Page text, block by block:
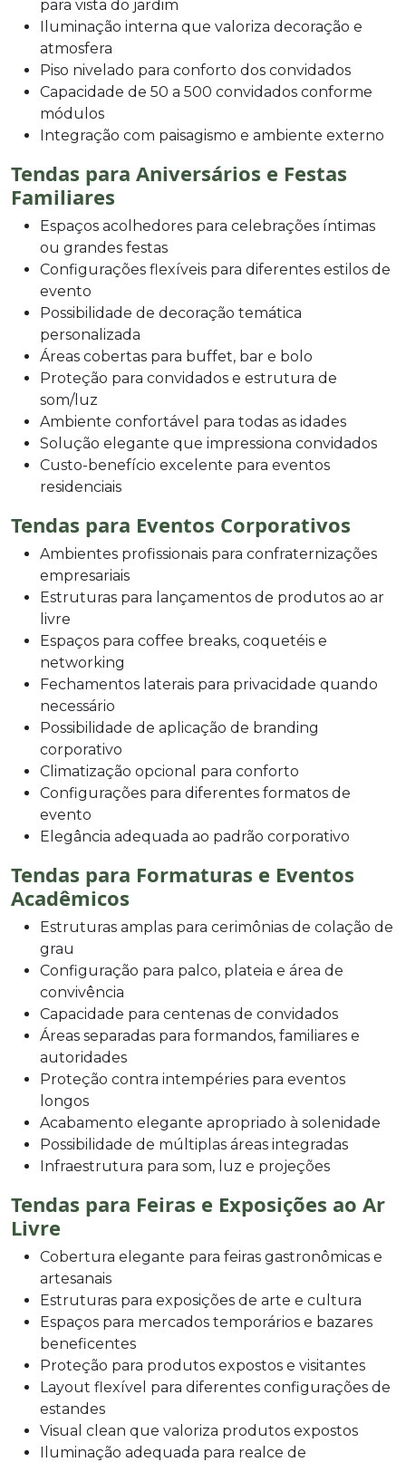
para vista do jardim
Iluminação interna que valoriza decoração e
atmosfera
Piso nivelado para conforto dos convidados
Capacidade de 50 a 500 convidados conforme
módulos
Integração com paisagismo e ambiente externo
Tendas para Aniversários e Festas
Familiares
Espaços acolhedores para celebrações íntimas
ou grandes festas
Configurações flexíveis para diferentes estilos de
evento
Possibilidade de decoração temática
personalizada
Áreas cobertas para buffet, bar e bolo
Proteção para convidados e estrutura de
som/luz
Ambiente confortável para todas as idades
Solução elegante que impressiona convidados
Custo-benefício excelente para eventos
residenciais
Tendas para Eventos Corporativos
Ambientes profissionais para confraternizações
empresariais
Estruturas para lançamentos de produtos ao ar
livre
Espaços para coffee breaks, coquetéis e
networking
Fechamentos laterais para privacidade quando
necessário
Possibilidade de aplicação de branding
corporativo
Climatização opcional para conforto
Configurações para diferentes formatos de
evento
Elegância adequada ao padrão corporativo
Tendas para Formaturas e Eventos
Acadêmicos
Estruturas amplas para cerimônias de colação de
grau
Configuração para palco, plateia e área de
convivência
Capacidade para centenas de convidados
Áreas separadas para formandos, familiares e
autoridades
Proteção contra intempéries para eventos
longos
Acabamento elegante apropriado à solenidade
Possibilidade de múltiplas áreas integradas
Infraestrutura para som, luz e projeções
Tendas para Feiras e Exposições ao Ar
Livre
Cobertura elegante para feiras gastronômicas e
artesanais
Estruturas para exposições de arte e cultura
Espaços para mercados temporários e bazares
beneficentes
Proteção para produtos expostos e visitantes
Layout flexível para diferentes configurações de
estandes
Visual clean que valoriza produtos expostos
Iluminação adequada para realce de